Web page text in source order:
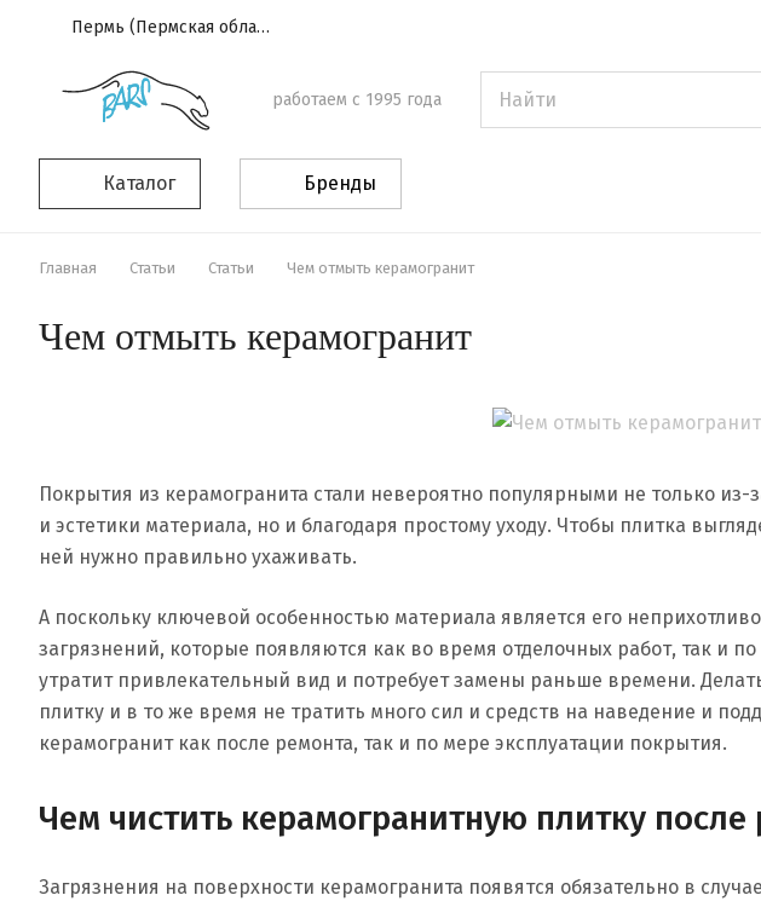
Пермь (Пермская область)
работаем с 1995 года
Каталог Бренды
Главная Статьи Статьи Чем отмыть керамогранит
Чем отмыть керамогранит
Покрытия из керамогранита стали невероятно популярными не только из-
и эстетики материала, но и благодаря простому уходу. Чтобы плитка
ней нужно правильно ухаживать.
А поскольку ключевой особенностью материала является его
загрязнений, которые появляются как во время отделочных работ, так и
утратит привлекательный вид и потребует замены раньше времени.
плитку и в то же время не тратить много сил и средств на наведение и
керамогранит как после ремонта, так и по мере эксплуатации покрытия.
Чем чистить керамогранитную плитку после
Загрязнения на поверхности керамогранита появятся обязательно в